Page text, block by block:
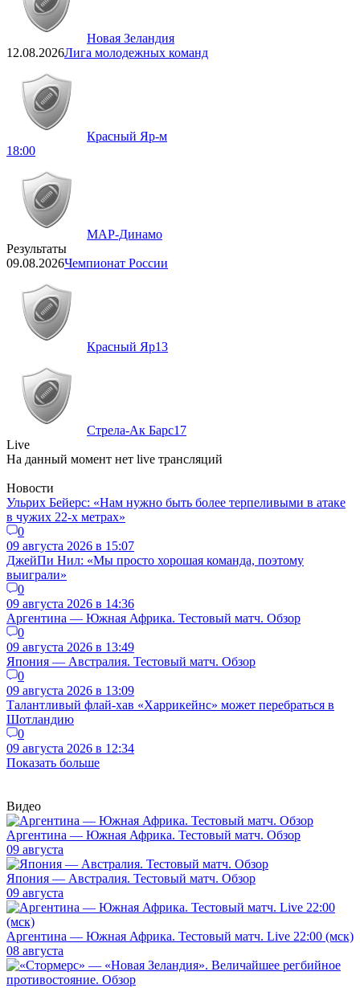
Новая Зеландия
12.08.2026Лига молодежных команд
Красный Яр-м
18:00
МАР-Динамо
Результаты
09.08.2026Чемпионат России
Красный Яр13
Стрела-Ак Барс17
Live
На данный момент нет live трансляций
Новости
Ульрих Бейерс: «Нам нужно быть более терпеливыми в атаке
в чужих 22-х метрах»
0
09 августа 2026 в 15:07
ДжейПи Нил: «Мы просто хорошая команда, поэтому
выиграли»
0
09 августа 2026 в 14:36
Аргентина — Южная Африка. Тестовый матч. Обзор
0
09 августа 2026 в 13:49
Япония — Австралия. Тестовый матч. Обзор
0
09 августа 2026 в 13:09
Талантливый флай-хав «Харрикейнс» может перебраться в
Шотландию
0
09 августа 2026 в 12:34
Показать больше
Видео
Аргентина — Южная Африка. Тестовый матч. Обзор
09 августа
Япония — Австралия. Тестовый матч. Обзор
09 августа
Аргентина — Южная Африка. Тестовый матч. Live 22:00 (мск)
08 августа